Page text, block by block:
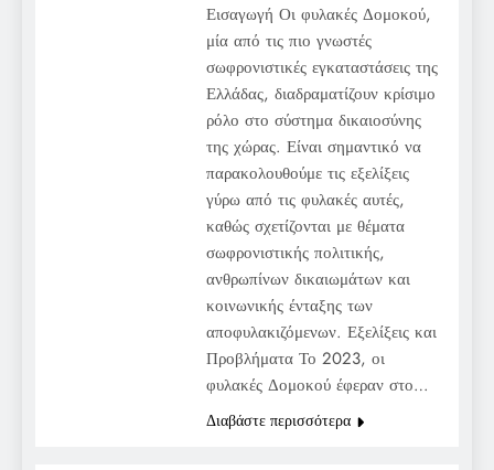
Εισαγωγή Οι φυλακές Δομοκού,
μία από τις πιο γνωστές
σωφρονιστικές εγκαταστάσεις της
Ελλάδας, διαδραματίζουν κρίσιμο
ρόλο στο σύστημα δικαιοσύνης
της χώρας. Είναι σημαντικό να
παρακολουθούμε τις εξελίξεις
γύρω από τις φυλακές αυτές,
καθώς σχετίζονται με θέματα
σωφρονιστικής πολιτικής,
ανθρωπίνων δικαιωμάτων και
κοινωνικής ένταξης των
αποφυλακιζόμενων. Εξελίξεις και
Προβλήματα Το 2023, οι
φυλακές Δομοκού έφεραν στο…
Διαβάστε περισσότερα